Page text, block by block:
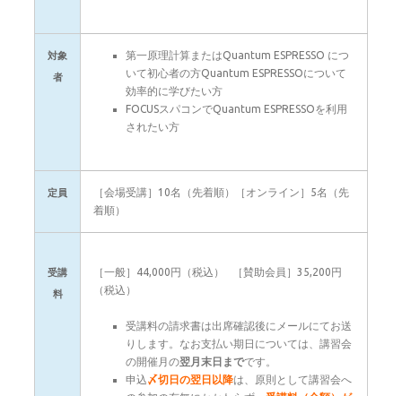
対象
者
第一原理計算またはQuantum ESPRESSO につ
いて初心者の方Quantum ESPRESSOについて
効率的に学びたい方
FOCUSスパコンでQuantum ESPRESSOを利用
されたい方
定員
［会場受講］10名（先着順）［オンライン］5名（先
着順）
受講
料
［一般］44,000円（税込） ［賛助会員］35,200円
（税込）
受講料の請求書は出席確認後にメールにてお送
りします。なお支払い期日については、講習会
の開催月の翌月末日までです。
申込〆切日の翌日以降は、原則として講習会へ